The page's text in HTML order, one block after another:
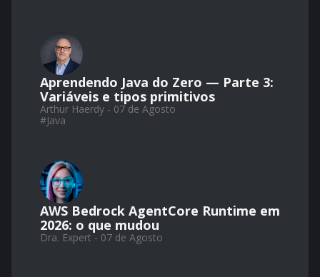
Aprendendo Java do Zero — Parte 3:
Variáveis e tipos primitivos
Arthur Haerdy - 07 de Agosto
#Java
AWS Bedrock AgentCore Runtime em
2026: o que mudou
Dra. Expert - 07 de Agosto